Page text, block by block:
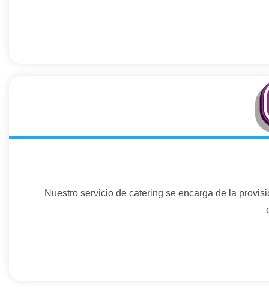
Nuestro servicio de catering se encarga de la